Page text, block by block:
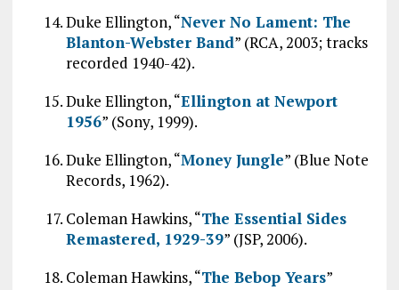
Duke Ellington, “Never No Lament: The
Blanton-Webster Band” (RCA, 2003; tracks
recorded 1940-42).
Duke Ellington, “Ellington at Newport
1956” (Sony, 1999).
Duke Ellington, “Money Jungle” (Blue Note
Records, 1962).
Coleman Hawkins, “The Essential Sides
Remastered, 1929-39” (JSP, 2006).
Coleman Hawkins, “The Bebop Years”